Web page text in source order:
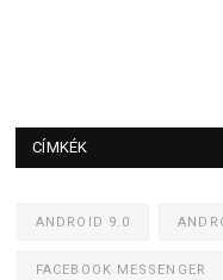
CÍMKÉK
ANDROID 9.0
FACEBOOK MESSENGER